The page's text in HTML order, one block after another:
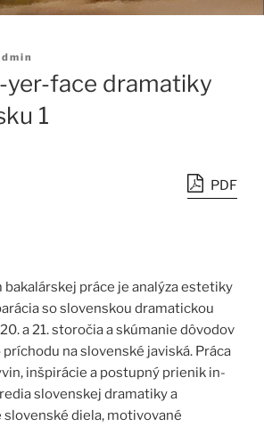
yer-face dramatiky
1
PDF
bakalárskej práce je analýza estetiky
so slovenskou dramatickou
a 21. storočia a skúmanie dôvodov
na slovenské javiská. Práca
inšpirácie a postupný prienik in-
slovenskej dramatiky a
slovenské diela, motivované